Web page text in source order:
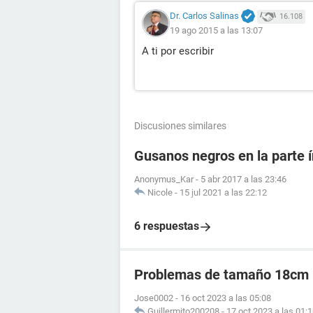
Dr. Carlos Salinas 16.108
19 ago 2015 a las 13:07
A ti por escribir
Discusiones similares
Gusanos negros en la parte
Anonymus_Kar - 5 abr 2017 a las 23:46
Nicole - 15 jul 2021 a las 22:12
6 respuestas
Problemas de tamaño 18cm
Jose0002 - 16 oct 2023 a las 05:08